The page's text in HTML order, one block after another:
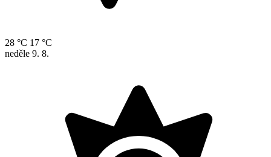
28 °C 17 °C
neděle 9. 8.